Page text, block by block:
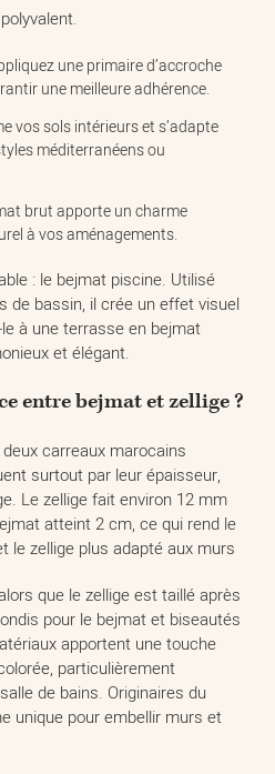
une primaire d’accroche
une meilleure adhérence.
vos sols intérieurs et s’adapte
méditerranéens ou
brut apporte un charme
à vos aménagements.
: le bejmat piscine. Utilisé
de bassin, il crée un effet visuel
à une terrasse en bejmat
et élégant.
entre bejmat et zellige ?
carreaux marocains
surtout par leur épaisseur,
Le zellige fait environ 12 mm
atteint 2 cm, ce qui rend le
le zellige plus adapté aux murs
que le zellige est taillé après
pour le bejmat et biseautés
apportent une touche
particulièrement
de bains. Originaires du
unique pour embellir murs et